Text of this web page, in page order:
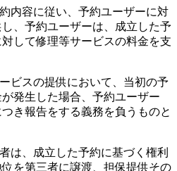
内容に従い、予約ユーザーに対
、予約ユーザーは、成立した予
して修理等サービスの料金を支
ビスの提供において、当初の予
発生した場合、予約ユーザー
き報告をする義務を負うものと
は、成立した予約に基づく権利
を第三者に譲渡、担保提供その